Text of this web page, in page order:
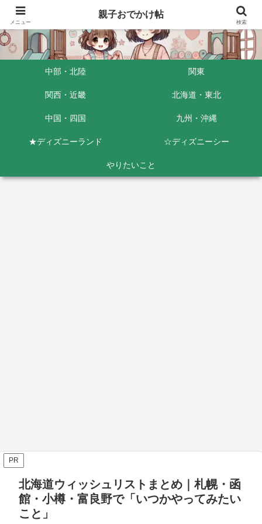
中部・北陸 関東
関西・近畿 北海道・東北
中国・四国 九州・沖縄
★ディズニーランド ☆ディズニーシー
やりたいこと
PR
北海道ウィッシュリストまとめ｜札幌・函
館・小樽・富良野で「いつかやってみたい
こと」
メニュー
親子おでかけ帖
検索